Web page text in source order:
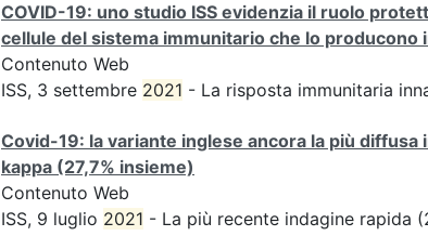
COVID-19: uno studio ISS evidenzia il ruolo
cellule del sistema immunitario che lo producono
Contenuto Web
ISS, 3 settembre 2021 - La risposta immunitaria
Covid-19: la variante inglese ancora la più
kappa (27,7% insieme)
Contenuto Web
ISS, 9 luglio 2021 - La più recente indagine rapida